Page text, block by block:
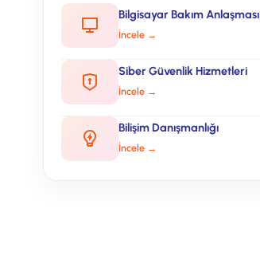
Bilgisayar Bakım Anlaşması
İncele →
Siber Güvenlik Hizmetleri
İncele →
Bilişim Danışmanlığı
İncele →